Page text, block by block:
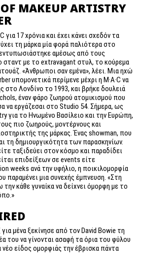
MAKEUP ARTISTRY
για 17 χρόνια και έχει κάνει σχεδόν τα
τη μάρκα μία φορά παλιότερα στο
αμέσως από τους
με το extravagant στυλ, το κούρεμα
«Άνθρωποι σαν εμένα», λέει. Μια ηχώ
υπομονετικά περίμενε μέχρι η M·A·C να
στο Λονδίνο το 1993, και βρήκε δουλειά
έναν φάρο ζωηρού ατομικισμού που
να εργάζεσαι στο Studio 54. Σήμερα, ως
για το Ηνωμένο Βασίλειο και την Ευρώπη,
πιο ζωηρούς, μοντέρνους και
της μάρκας. Ένας showman, που
τη δημιουργικότητα των παρασκηνίων.
ταξιδεύει στον κόσμο και παραδίδει
επιδείξεων σε events είτε
weeks ανά την υφήλιο, η ποικιλομορφία
παραμένει μια συνεχής έμπνευση. «Στη
την κάθε γυναίκα να δείχνει όμορφη με το
μένα ξεκίνησε από τον David Bowie τη
του να γίνονται ασαφή τα όρια του φύλου
νέο είδος ομορφιάς την έβρισκα πάντα